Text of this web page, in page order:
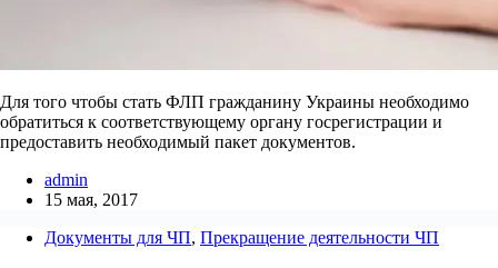
Для того чтобы стать ФЛП гражданину Украины необходимо
обратиться к соответствующему органу госрегистрации и
предоставить необходимый пакет документов.
admin
15 мая, 2017
Документы для ЧП, Прекращение деятельности ЧП